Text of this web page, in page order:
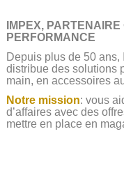
IMPEX,
PERFORMANCE
Depuis plus de 50
distribue des solutions
main, en accessoires
Notre mission: vous
d’affaires avec des
mettre en place en